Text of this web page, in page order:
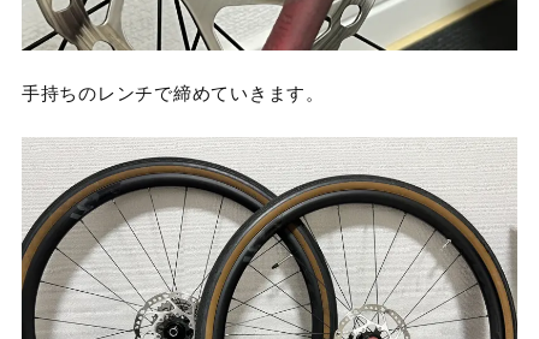
手持ちのレンチで締めていきます。